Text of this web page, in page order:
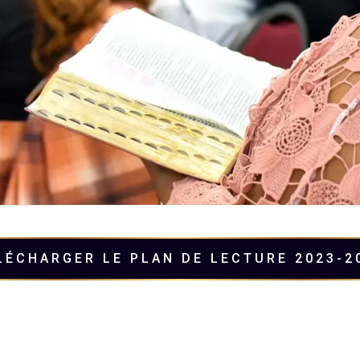
LE PLAN DE LECTURE 2023-